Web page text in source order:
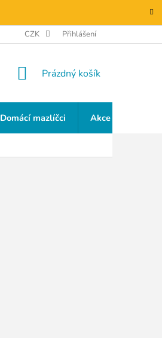
CZK Přihlášení
NÁKUPNÍ
Prázdný košík
Domácí mazlíčci Akce a slevy